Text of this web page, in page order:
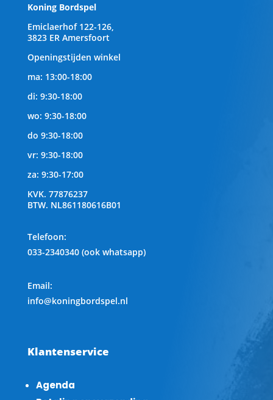
Koning Bordspel
Emiclaerhof 122-126,
3823 ER Amersfoort
Openingstijden winkel
ma: 13:00-18:00
di: 9:30-18:00
wo: 9:30-18:00
do 9:30-18:00
vr: 9:30-18:00
za: 9:30-17:00
KVK. 77876237
BTW. NL861180616B01
Telefoon:
033-2340340 (ook whatsapp)
Email:
info@koningbordspel.nl
Klantenservice
Agenda